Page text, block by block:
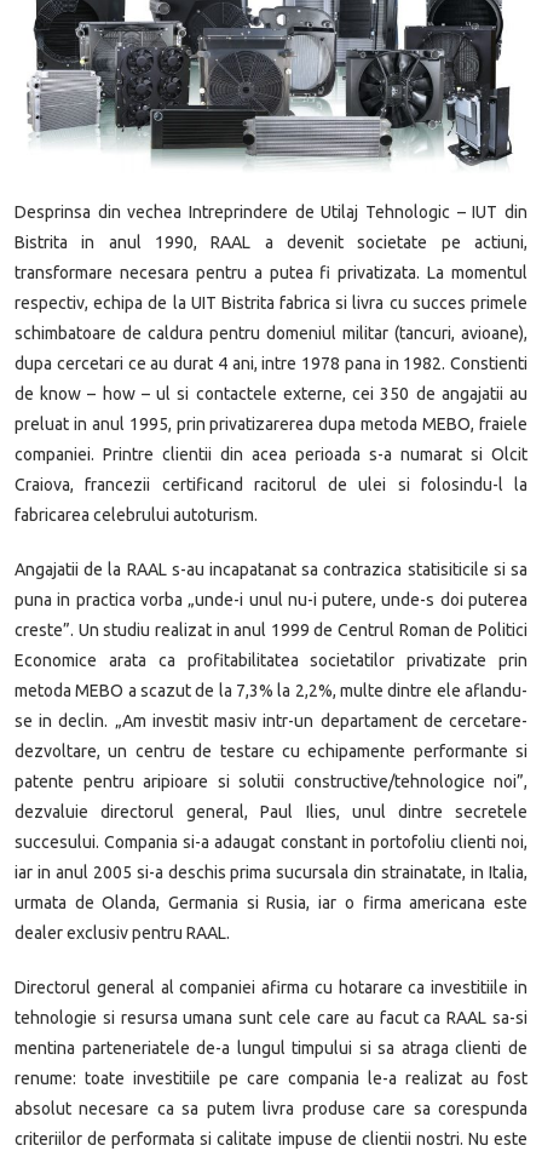
Desprinsa din vechea Intreprindere de Utilaj Tehnologic – IUT din
Bistrita in anul 1990, RAAL a devenit societate pe actiuni,
transformare necesara pentru a putea fi privatizata. La momentul
respectiv, echipa de la UIT Bistrita fabrica si livra cu succes primele
schimbatoare de caldura pentru domeniul militar (tancuri, avioane),
dupa cercetari ce au durat 4 ani, intre 1978 pana in 1982. Constienti
de know – how – ul si contactele externe, cei 350 de angajatii au
preluat in anul 1995, prin privatizarerea dupa metoda MEBO, fraiele
companiei. Printre clientii din acea perioada s-a numarat si Olcit
Craiova, francezii certificand racitorul de ulei si folosindu-l la
fabricarea celebrului autoturism.
Angajatii de la RAAL s-au incapatanat sa contrazica statisiticile si sa
puna in practica vorba „unde-i unul nu-i putere, unde-s doi puterea
creste”. Un studiu realizat in anul 1999 de Centrul Roman de Politici
Economice arata ca profitabilitatea societatilor privatizate prin
metoda MEBO a scazut de la 7,3% la 2,2%, multe dintre ele aflandu-
se in declin. „Am investit masiv intr-un departament de cercetare-
dezvoltare, un centru de testare cu echipamente performante si
patente pentru aripioare si solutii constructive/tehnologice noi”,
dezvaluie directorul general, Paul Ilies, unul dintre secretele
succesului. Compania si-a adaugat constant in portofoliu clienti noi,
iar in anul 2005 si-a deschis prima sucursala din strainatate, in Italia,
urmata de Olanda, Germania si Rusia, iar o firma americana este
dealer exclusiv pentru RAAL.
Directorul general al companiei afirma cu hotarare ca investitiile in
tehnologie si resursa umana sunt cele care au facut ca RAAL sa-si
mentina parteneriatele de-a lungul timpului si sa atraga clienti de
renume: toate investitiile pe care compania le-a realizat au fost
absolut necesare ca sa putem livra produse care sa corespunda
criteriilor de performata si calitate impuse de clientii nostri. Nu este